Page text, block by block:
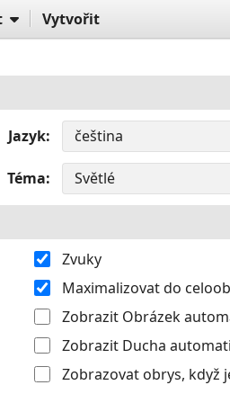
Vytvořit
Jazyk
Téma
Zvuky
Maximalizovat do
Zobrazit Obrázek
Zobrazit Ducha
Zobrazovat obrys, když